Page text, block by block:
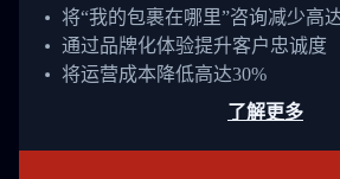
将“我的包裹在哪里”咨询减少高
通过品牌化体验提升客户忠诚度
将运营成本降低高达30%
了解更多